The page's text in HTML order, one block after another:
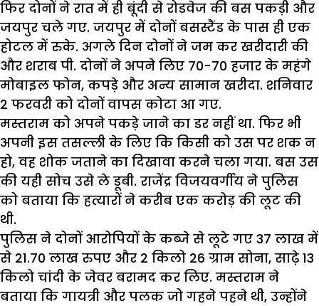
फिर दोनों ने रात में ही बूंदी से रोडवेज की बस पकड़ी और
जयपुर चले गए. जयपुर में दोनों बसस्टैंड के पास ही एक
होटल में रुके. अगले दिन दोनों ने जम कर खरीदारी की
और शराब पी. दोनों ने अपने लिए 70-70 हजार के महंगे
मोबाइल फोन, कपड़े और अन्य सामान खरीदा. शनिवार
2 फरवरी को दोनों वापस कोटा आ गए.
मस्तराम को अपने पकड़े जाने का डर नहीं था. फिर भी
अपनी इस तसल्ली के लिए कि किसी को उस पर शक न
हो, वह शोक जताने का दिखावा करने चला गया. बस उस
की यही सोच उसे ले डूबी. राजेंद्र विजयवर्गीय ने पुलिस
को बताया कि हत्यारों ने करीब एक करोड़ की लूट की
थी.
पुलिस ने दोनों आरोपियों के कब्जे से लूटे गए 37 लाख में
से 21.70 लाख रुपए और 2 किलो 26 ग्राम सोना, साढ़े 13
किलो चांदी के जेवर बरामद कर लिए. मस्तराम ने
बताया कि गायत्री और पलक जो गहने पहने थी, उन्होंने